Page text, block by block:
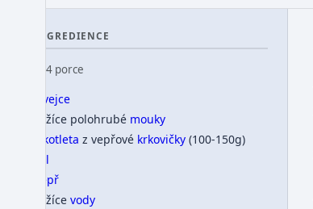
INGREDIENCE
👥 4 porce
vejce
3 lžíce polohrubé mouky
kotleta z vepřové krkovičky(100-150g)
sůl
pepř
1 lžíce vody